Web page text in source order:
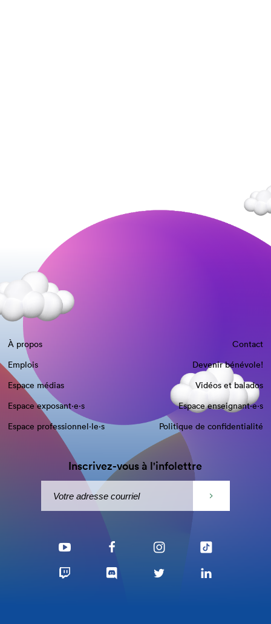
À propos
Contact
Emplois
Devenir bénévole!
Espace médias
Vidéos et balados
Espace exposant·e⋅s
Espace enseignant·e⋅s
Espace professionnel·le⋅s
Politique de confidentialité
Inscrivez-vous à l'infolettre